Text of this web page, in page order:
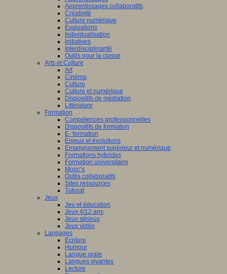
Apprentissages collaboratifs
Créativité
Culture numérique
Evaluations
Individualisation
Initiatives
Interdisciplinarité
Outils pour la classe
Arts et Culture
Art
Cinéma
Culture
Culture et numérique
Dispositifs de médiation
Littérature
Formation
Compétences professionnelles
Dispositifs de formation
E- formation
Enjeux et évolutions
Enseignement supérieur et numérique
Formations hybrides
Formation universitaire
Mooc’s
Outils collaboratifs
Sites ressources
Tutorat
Jeux
Jeu et éducation
Jeux 4/12 ans
Jeux sérieux
Jeux vidéo
Langages
Ecriture
Humour
Langue orale
Langues vivantes
Lecture